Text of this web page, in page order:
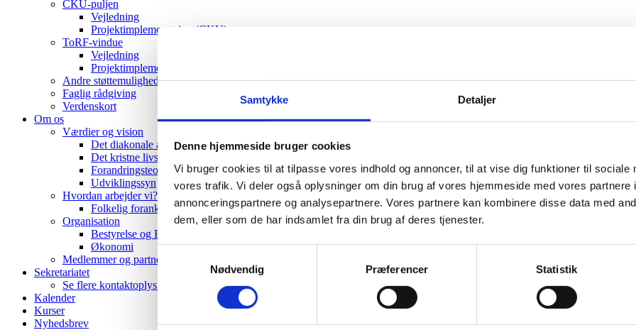
Samtykke Detaljer
Denne hjemmeside bruger cookies
Vi bruger cookies til at tilpasse vores indhold og annoncer, til at vise dig funktioner til sociale
vores trafik. Vi deler også oplysninger om din brug af vores hjemmeside med vores partnere
annonceringspartnere og analysepartnere. Vores partnere kan kombinere disse data med
dem, eller som de har indsamlet fra din brug af deres tjenester.
Nødvendig
Præferencer Statistik
CKU-puljen
Vejledning
Projektimplementering (CKU)
ToRF-vindue
Vejledning
Projektimplementering (ToRF)
Andre støttemuligheder
Faglig rådgiving
Verdenskort
Om os
Værdier og vision
Det diakonale arbejde
Det kristne livssyn
Forandringsteori
Udviklingssyn
Hvordan arbejder vi?
Folkelig forankring
Organisation
Bestyrelse og Bevillingsudvalg
Økonomi
Medlemmer og partnere
Sekretariatet
Se flere kontaktoplysninger
Kalender
Kurser
Nyhedsbrev